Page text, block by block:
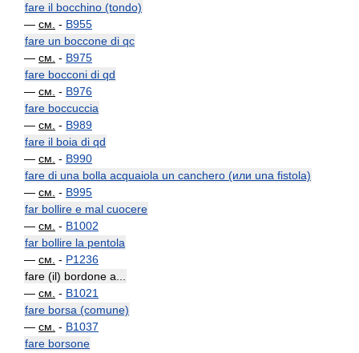
fare il bocchino (tondo)
— см. - B955
fare un boccone di qc
— см. - B975
fare bocconi di qd
— см. - B976
fare boccuccia
— см. - B989
fare il boia di qd
— см. - B990
fare di una bolla acquaiola un canchero (или una fistola)
— см. - B995
far bollire e mal cuocere
— см. - B1002
far bollire la pentola
— см. - P1236
fare (il) bordone a...
— см. - B1021
fare borsa (comune)
— см. - B1037
fare borsone